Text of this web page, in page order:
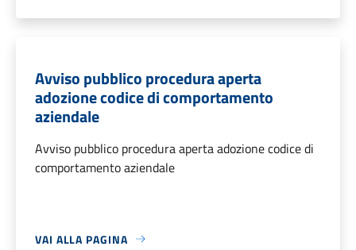
Avviso pubblico procedura aperta
adozione codice di comportamento
aziendale
Avviso pubblico procedura aperta adozione codice di
comportamento aziendale
VAI ALLA PAGINA